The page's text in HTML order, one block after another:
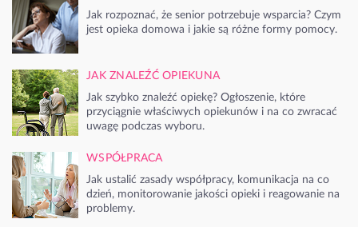
Jak rozpoznać, że senior potrzebuje wsparcia? Czym
jest opieka domowa i jakie są różne formy pomocy.
JAK ZNALEŹĆ OPIEKUNA
Jak szybko znaleźć opiekę? Ogłoszenie, które
przyciągnie właściwych opiekunów i na co zwracać
uwagę podczas wyboru.
WSPÓŁPRACA
Jak ustalić zasady współpracy, komunikacja na co
dzień, monitorowanie jakości opieki i reagowanie na
problemy.